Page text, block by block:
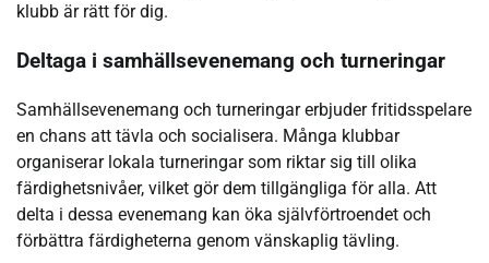
klubb är rätt för dig.
Deltaga i samhällsevenemang och turneringar
Samhällsevenemang och turneringar erbjuder fritidsspelare
en chans att tävla och socialisera. Många klubbar
organiserar lokala turneringar som riktar sig till olika
färdighetsnivåer, vilket gör dem tillgängliga för alla. Att
delta i dessa evenemang kan öka självförtroendet och
förbättra färdigheterna genom vänskaplig tävling.